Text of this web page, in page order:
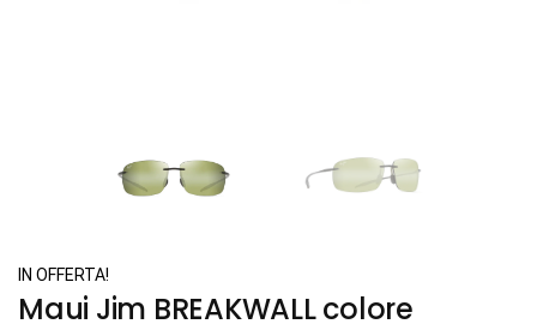
IN OFFERTA!
Maui Jim BREAKWALL colore